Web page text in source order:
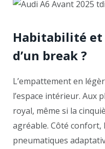
Habitabilité
d’un break ?
L’empattement en
l’espace intérieur. Aux
royal, même si la
agréable. Côté confort,
pneumatiques